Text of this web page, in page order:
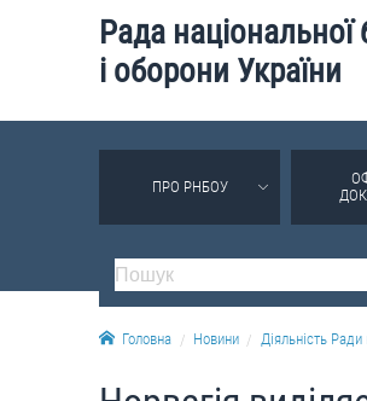
Рада національної
і оборони України
ПРО РНБОУ
Головна Новини Діяльність Ради